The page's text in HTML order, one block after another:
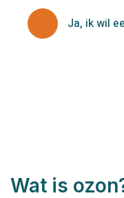
Ja, ik wil
Wat is